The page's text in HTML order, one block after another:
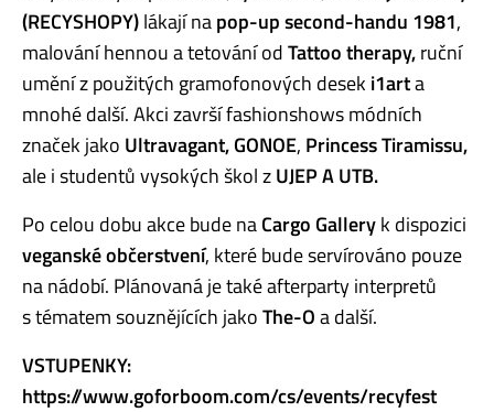
(RECYSHOPY)lákají napop-up second-handu 1981,
malování hennou a tetování odTattoo therapy,ruční
umění z použitých gramofonových desek i1arta
mnohé další. Akci završí fashionshows módních
značek jako Ultravagant, GONOE, Princess Tiramissu,
ale i studentů vysokých škol zUJEP A UTB.
Po celou dobu akce bude naCargo Galleryk dispozici
veganské občerstvení, které bude servírováno pouze
na nádobí. Plánovaná je také afterparty interpretů
s tématem souznějících jakoThe-Oa další.
VSTUPENKY:
https://www.goforboom.com/cs/events/recyfest